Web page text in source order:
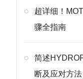
超详细！
骤全指南
简述
断及应对方法